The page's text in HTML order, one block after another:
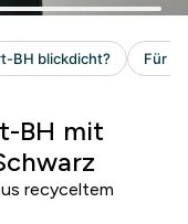
BH mit
recyceltem